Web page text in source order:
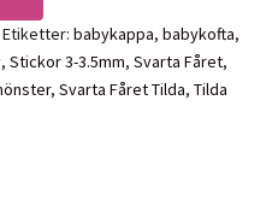
Etiketter: babykappa, babykofta,
, Stickor 3-3.5mm, Svarta Fåret,
, Svarta Fåret Tilda, Tilda